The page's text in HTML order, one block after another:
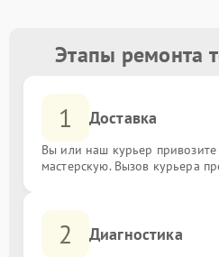
Этапы ремонта
1 Доставка
Вы или наш курьер
мастерскую. Вызов курьера
2 Диагностика